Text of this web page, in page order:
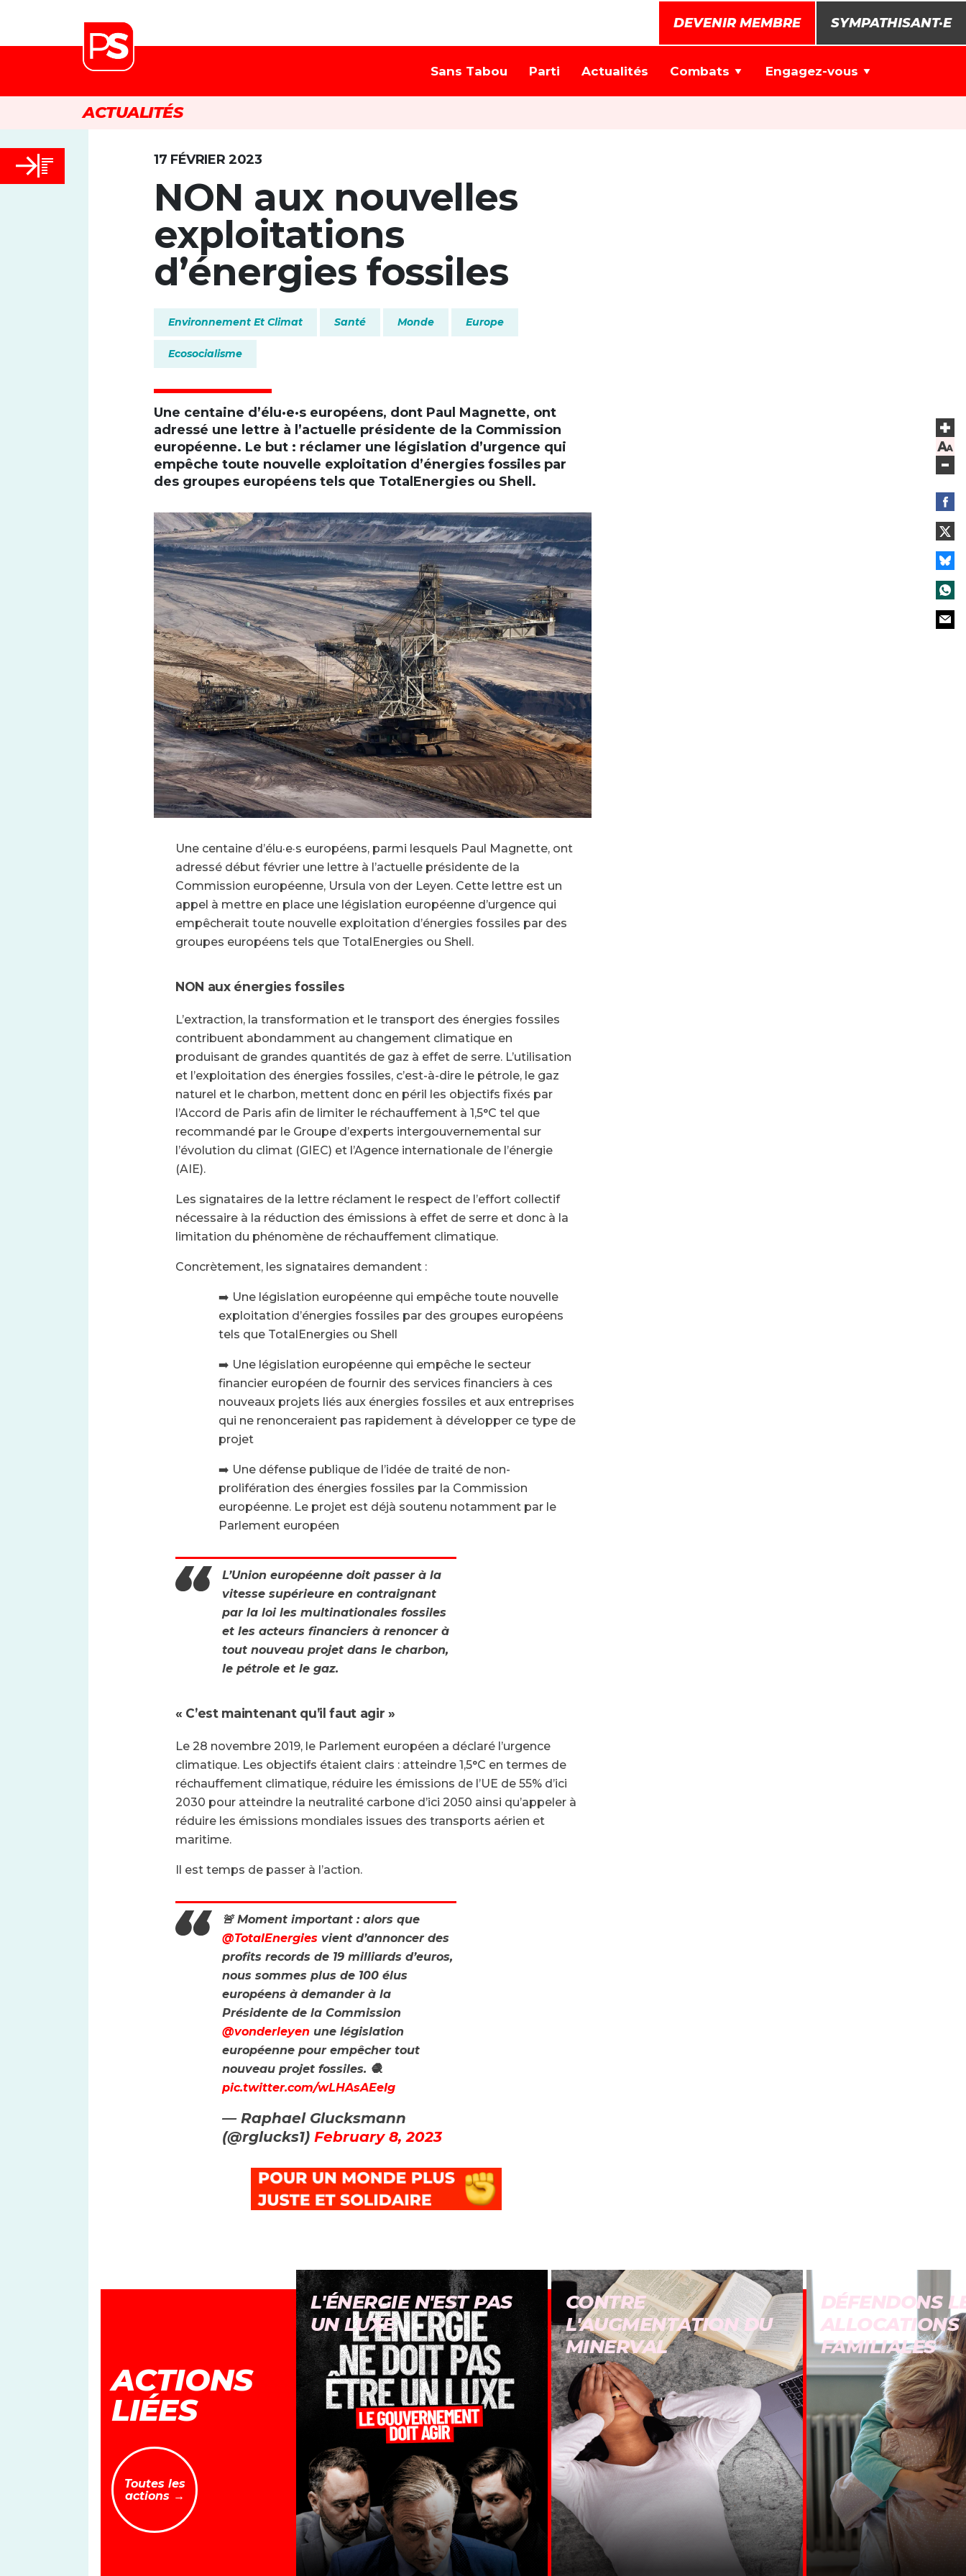
DEVENIR MEMBRE SYMPATHISANT·E
Sans Tabou Parti Actualités Combats Engagez-vous
ACTUALITÉS
Font size
17 FÉVRIER 2023
NON aux nouvelles
exploitations
d’énergies fossiles
Environnement Et Climat Santé Monde Europe
Ecosocialisme
Une centaine d’élu·e·s européens, dont Paul Magnette, ont
adressé une lettre à l’actuelle présidente de la Commission
européenne. Le but : réclamer une législation d’urgence qui
empêche toute nouvelle exploitation d’énergies fossiles par
des groupes européens tels que TotalEnergies ou Shell.
Une centaine d’élu·e·s européens, parmi lesquels Paul Magnette, ont
adressé début février une lettre à l’actuelle présidente de la
Commission européenne, Ursula von der Leyen. Cette lettre est un
appel à mettre en place une législation européenne d’urgence qui
empêcherait toute nouvelle exploitation d’énergies fossiles par des
groupes européens tels que TotalEnergies ou Shell.
NON aux énergies fossiles
L’extraction, la transformation et le transport des énergies fossiles
contribuent abondamment au changement climatique en
produisant de grandes quantités de gaz à effet de serre. L’utilisation
et l’exploitation des énergies fossiles, c’est-à-dire le pétrole, le gaz
naturel et le charbon, mettent donc en péril les objectifs fixés par
l’Accord de Paris afin de limiter le réchauffement à 1,5°C tel que
recommandé par le Groupe d’experts intergouvernemental sur
l’évolution du climat (GIEC) et l’Agence internationale de l’énergie
(AIE).
Les signataires de la lettre réclament le respect de l’effort collectif
nécessaire à la réduction des émissions à effet de serre et donc à la
limitation du phénomène de réchauffement climatique.
Concrètement, les signataires demandent :
➡️ Une législation européenne qui empêche toute nouvelle
exploitation d’énergies fossiles par des groupes européens
tels que TotalEnergies ou Shell
➡️ Une législation européenne qui empêche le secteur
financier européen de fournir des services financiers à ces
nouveaux projets liés aux énergies fossiles et aux entreprises
qui ne renonceraient pas rapidement à développer ce type de
projet
➡️ Une défense publique de l’idée de traité de non-
prolifération des énergies fossiles par la Commission
européenne. Le projet est déjà soutenu notamment par le
Parlement européen
L’Union européenne doit passer à la
vitesse supérieure en contraignant
par la loi les multinationales fossiles
et les acteurs financiers à renoncer à
tout nouveau projet dans le charbon,
le pétrole et le gaz.
« C’est maintenant qu’il faut agir »
Le 28 novembre 2019, le Parlement européen a déclaré l’urgence
climatique. Les objectifs étaient clairs : atteindre 1,5°C en termes de
réchauffement climatique, réduire les émissions de l’UE de 55% d’ici
2030 pour atteindre la neutralité carbone d’ici 2050 ainsi qu’appeler à
réduire les émissions mondiales issues des transports aérien et
maritime.
Il est temps de passer à l’action.
🚨 Moment important : alors que
@TotalEnergies vient d’annoncer des
profits records de 19 milliards d’euros,
nous sommes plus de 100 élus
européens à demander à la
Présidente de la Commission
@vonderleyen une législation
européenne pour empêcher tout
nouveau projet fossiles. 🧶
pic.twitter.com/wLHAsAEeIg
— Raphael Glucksmann
(@rglucks1) February 8, 2023
ACTIONS
LIÉES
Toutes les
actions →
L'ÉNERGIE N'EST PAS
UN LUXE
CONTRE
L'AUGMENTATION DU
MINERVAL
DÉFENDONS
ALLOCATIONS
FAMILIALES